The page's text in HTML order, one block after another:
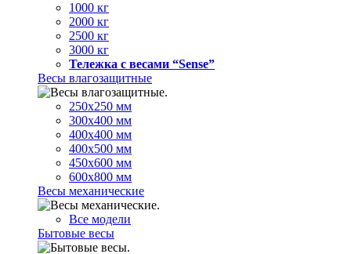
1000 кг
2000 кг
2500 кг
3000 кг
Тележка с весами “Sense”
Весы влагозащитные
250х250 мм
300х400 мм
400х400 мм
400х500 мм
450х600 мм
600х800 мм
Весы механические
Все модели
Бытовые весы